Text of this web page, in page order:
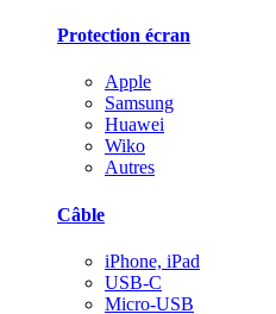
Protection écran
Apple
Samsung
Huawei
Wiko
Autres
Câble
iPhone, iPad
USB-C
Micro-USB